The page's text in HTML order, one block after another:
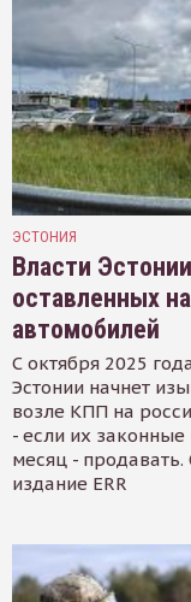
ЭСТОНИЯ
Власти
оставленных
автомобилей
С октября 2025
Эстонии начнет
возле КПП на
- если их
месяц -
издание ERR